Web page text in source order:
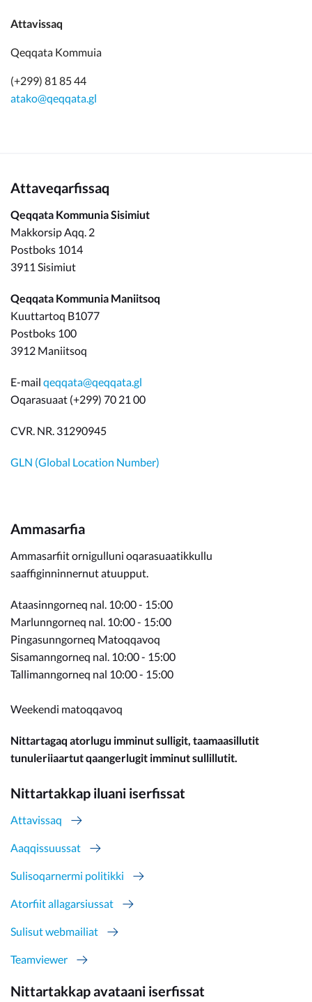
Attavissaq
Qeqqata Kommuia
(+299) 81 85 44
atako@qeqqata.gl
Attaveqarfissaq
Qeqqata Kommunia Sisimiut
Makkorsip Aqq. 2
Postboks 1014
3911 Sisimiut
Qeqqata Kommunia Maniitsoq
Kuuttartoq B1077
Postboks 100
3912 Maniitsoq
E-mail qeqqata@qeqqata.gl
Oqarasuaat (+299) 70 21 00
CVR. NR. 31290945
GLN (Global Location Number)
Ammasarfia
Ammasarfiit ornigulluni oqarasuaatikkullu
saaffiginninnernut atuupput.
Ataasinngorneq nal. 10:00 - 15:00
Marlunngorneq nal. 10:00 - 15:00
Pingasunngorneq Matoqqavoq
Sisamanngorneq nal. 10:00 - 15:00
Tallimanngorneq nal 10:00 - 15:00
Weekendi matoqqavoq
Nittartagaq atorlugu imminut sulligit, taamaasillutit
tunuleriiaartut qaangerlugit imminut sullillutit.
Nittartakkap iluani iserfissat
Attavissaq
Aaqqissuussat
Sulisoqarnermi politikki
Atorfiit allagarsiussat
Sulisut webmailiat
Teamviewer
Nittartakkap avataani iserfissat